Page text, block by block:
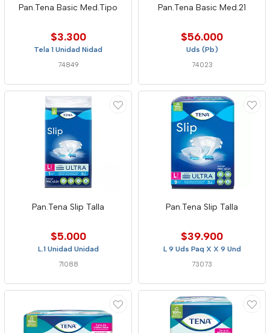
Pan.Tena Basic Med.Tipo
$3.300
Tela 1 Unidad Nidad
74849
Pan.Tena Basic Med.21
$56.000
Uds (Pb)
74023
Pan.Tena Slip Talla
$5.000
L.1 Unidad Unidad
71088
Pan.Tena Slip Talla
$39.900
L 9 Uds Paq X X 9 Und
73073